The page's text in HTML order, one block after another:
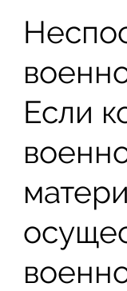
Если